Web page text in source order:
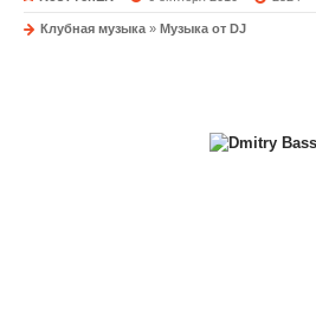
Клубная музыка » Музыка от DJ